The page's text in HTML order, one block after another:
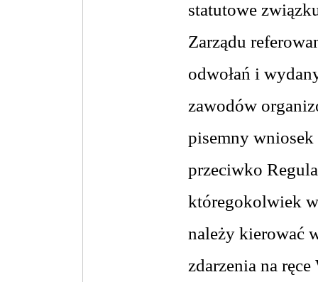
statutowe
Zarządu
odwołań i
zawodów
pisemny
przeciwko
któregokolwiek
należy kierować
zdarzenia na